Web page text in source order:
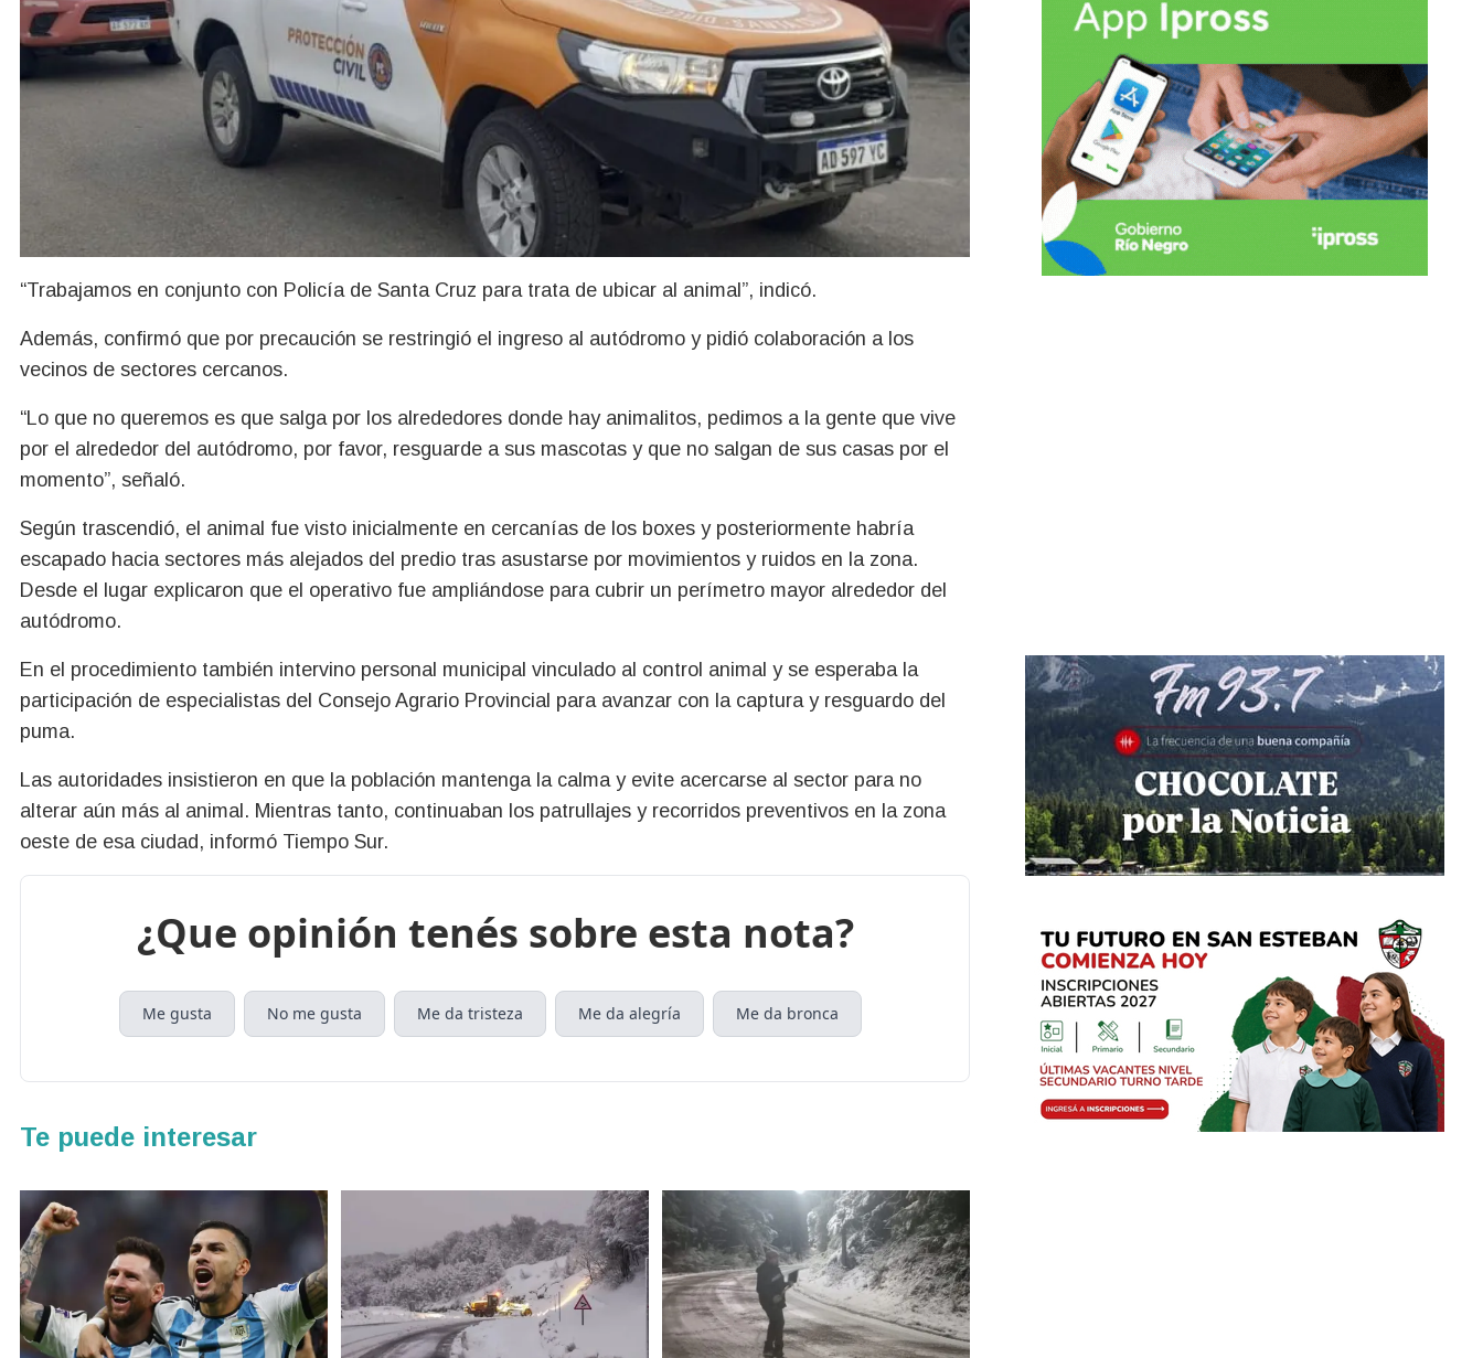
“Trabajamos en conjunto con Policía de Santa Cruz para trata de ubicar al animal”, indicó.
Además, confirmó que por precaución se restringió el ingreso al autódromo y pidió colaboración a los
vecinos de sectores cercanos.
“Lo que no queremos es que salga por los alrededores donde hay animalitos, pedimos a la gente que vive
por el alrededor del autódromo, por favor, resguarde a sus mascotas y que no salgan de sus casas por el
momento”, señaló.
Según trascendió, el animal fue visto inicialmente en cercanías de los boxes y posteriormente habría
escapado hacia sectores más alejados del predio tras asustarse por movimientos y ruidos en la zona.
Desde el lugar explicaron que el operativo fue ampliándose para cubrir un perímetro mayor alrededor del
autódromo.
En el procedimiento también intervino personal municipal vinculado al control animal y se esperaba la
participación de especialistas del Consejo Agrario Provincial para avanzar con la captura y resguardo del
puma.
Las autoridades insistieron en que la población mantenga la calma y evite acercarse al sector para no
alterar aún más al animal. Mientras tanto, continuaban los patrullajes y recorridos preventivos en la zona
oeste de esa ciudad, informó Tiempo Sur.
¿Que opinión tenés sobre esta nota?
Me gusta No me gusta Me da tristeza Me da alegría Me da bronca
Te puede interesar